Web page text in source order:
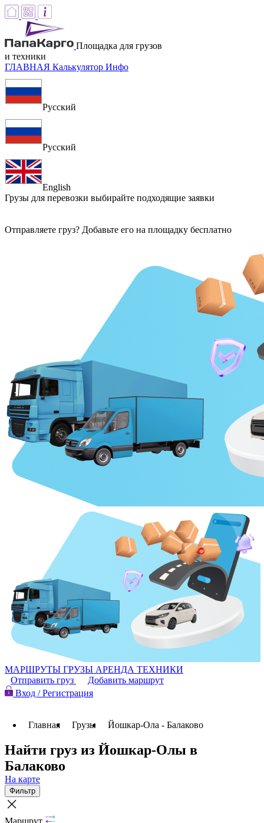
Площадка для грузов
и техники
ГЛАВНАЯ Калькулятор Инфо
Русский
Русский
English
Грузы для перевозки выбирайте подходящие заявки
Отправляете груз? Добавьте его на площадку бесплатно
МАРШРУТЫ ГРУЗЫ АРЕНДА ТЕХНИКИ
Отправить груз
Добавить маршрут
Вход / Регистрация
Главная Грузы Йошкар-Ола - Балаково
Найти груз из Йошкар-Олы в
Балаково
На карте
Фильтр
Маршрут